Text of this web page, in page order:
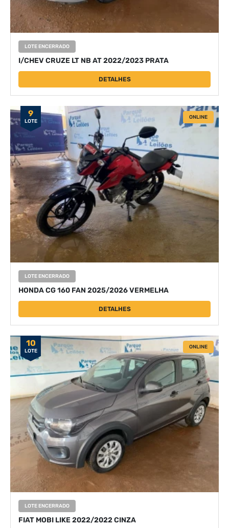
LOTE ENCERRADO
I/CHEV CRUZE LT NB AT 2022/2023 PRATA
DETALHES
9
LOTE
ONLINE
LOTE ENCERRADO
HONDA CG 160 FAN 2025/2026 VERMELHA
DETALHES
10
LOTE
ONLINE
LOTE ENCERRADO
FIAT MOBI LIKE 2022/2022 CINZA